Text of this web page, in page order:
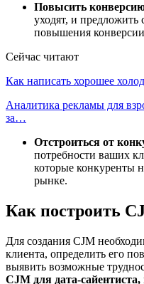
Повысить
уходят, и предложить
повышения
Сейчас читают
Как написать хорошее
Аналитика рекламы для
за…
Отстроиться от
потребности ваших
которые конкуренты
рынке.
Как построить
Для создания CJM
клиента, определить его
выявить возможные
CJM для дата-сайентиста,